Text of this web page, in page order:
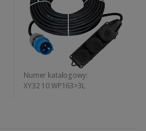
Numer katalogowy:
XY32 10 WP163>3L